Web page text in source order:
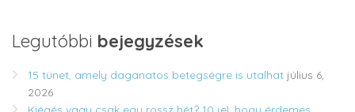
Legutóbbi bejegyzések
15 tünet, amely daganatos betegségre is utalhat július 6,
2026